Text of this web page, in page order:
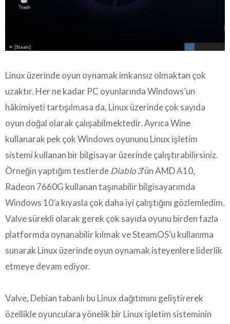
Linux üzerinde oyun oynamak imkansız olmaktan çok
uzaktır. Her ne kadar PC oyunlarında Windows’un
hâkimiyeti tartışılmasa da, Linux üzerinde çok sayıda
oyun doğal olarak çalışabilmektedir. Ayrıca Wine
kullanarak pek çok Windows oyununu Linux işletim
sistemi kullanan bir bilgisayar üzerinde çalıştırabilirsiniz.
Örneğin yaptığım testlerde Diablo 3‘ün AMD A10,
Radeon 7660G kullanan taşınabilir bilgisayarımda
Windows 10’a kıyasla çok daha iyi çalıştığını gözlemledim.
Valve sürekli olarak gerek çok sayıda oyunu birden fazla
platformda oynanabilir kılmak ve SteamOS’u kullanıma
sunarak Linux üzerinde oyun oynamak isteyenlere liderlik
etmeye devam ediyor.
Valve, Debian tabanlı bu Linux dağıtımını geliştirerek
özellikle oyunculara yönelik bir Linux işletim sisteminin